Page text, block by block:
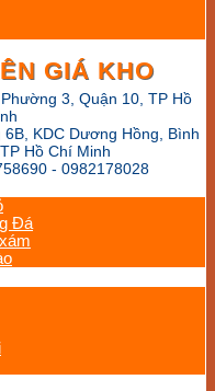
GIÁ KHO
3, Quận 10, TP Hồ
KDC Dương Hồng, Bình
Hồ Chí Minh
- 0982178028
Đá